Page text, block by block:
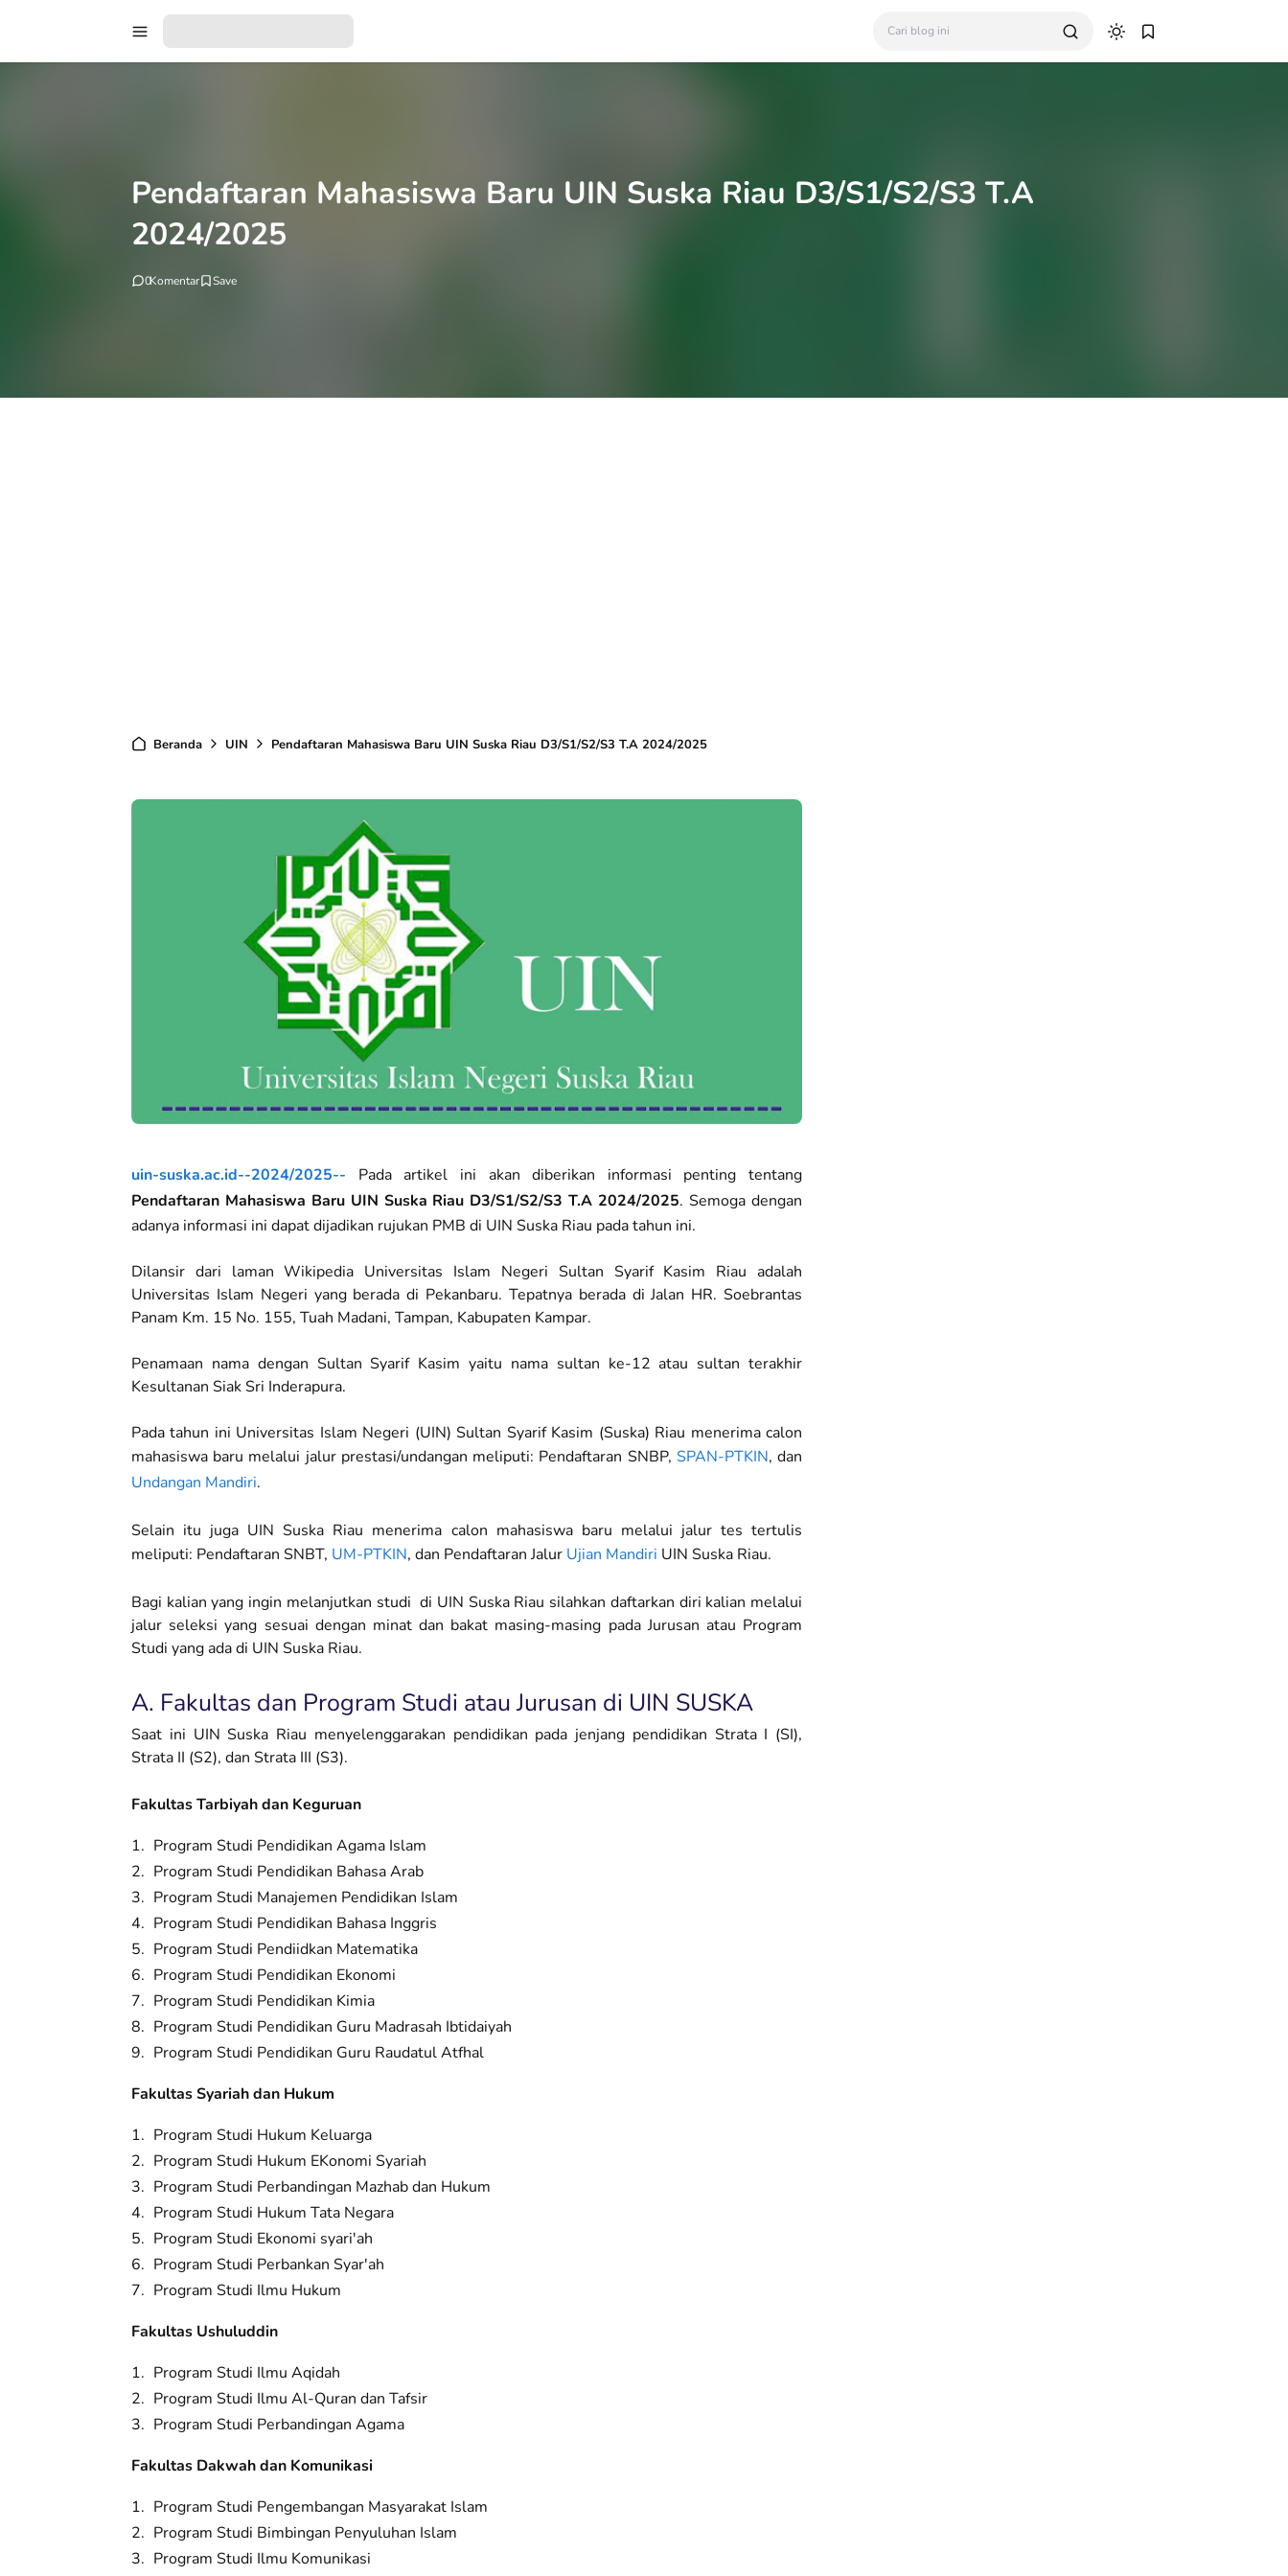
Pendaftaran Mahasiswa Baru UIN Suska Riau D3/S1/S2/S3 T.A
2024/2025
0Komentar
Beranda UIN Pendaftaran Mahasiswa Baru UIN Suska Riau D3/S1/S2/S3 T.A 2024/2025
uin-suska.ac.id--2024/2025-- Pada artikel ini akan diberikan informasi penting tentang
Pendaftaran Mahasiswa Baru UIN Suska Riau D3/S1/S2/S3 T.A 2024/2025. Semoga dengan
adanya informasi ini dapat dijadikan rujukan PMB di UIN Suska Riau pada tahun ini.
Dilansir dari laman Wikipedia Universitas Islam Negeri Sultan Syarif Kasim Riau adalah
Universitas Islam Negeri yang berada di Pekanbaru. Tepatnya berada di Jalan HR. Soebrantas
Panam Km. 15 No. 155, Tuah Madani, Tampan, Kabupaten Kampar.
Penamaan nama dengan Sultan Syarif Kasim yaitu nama sultan ke-12 atau sultan terakhir
Kesultanan Siak Sri Inderapura.
Pada tahun ini Universitas Islam Negeri (UIN) Sultan Syarif Kasim (Suska) Riau menerima calon
mahasiswa baru melalui jalur prestasi/undangan meliputi: Pendaftaran SNBP, SPAN-PTKIN, dan
Undangan Mandiri.
Selain itu juga UIN Suska Riau menerima calon mahasiswa baru melalui jalur tes tertulis
meliputi: Pendaftaran SNBT, UM-PTKIN, dan Pendaftaran Jalur Ujian Mandiri UIN Suska Riau.
Bagi kalian yang ingin melanjutkan studi di UIN Suska Riau silahkan daftarkan diri kalian melalui
jalur seleksi yang sesuai dengan minat dan bakat masing-masing pada Jurusan atau Program
Studi yang ada di UIN Suska Riau.
A. Fakultas dan Program Studi atau Jurusan di UIN SUSKA
Saat ini UIN Suska Riau menyelenggarakan pendidikan pada jenjang pendidikan Strata I (SI),
Strata II (S2), dan Strata III (S3).
Fakultas Tarbiyah dan Keguruan
Program Studi Pendidikan Agama Islam
Program Studi Pendidikan Bahasa Arab
Program Studi Manajemen Pendidikan Islam
Program Studi Pendidikan Bahasa Inggris
Program Studi Pendiidkan Matematika
Program Studi Pendidikan Ekonomi
Program Studi Pendidikan Kimia
Program Studi Pendidikan Guru Madrasah Ibtidaiyah
Program Studi Pendidikan Guru Raudatul Atfhal
Fakultas Syariah dan Hukum
Program Studi Hukum Keluarga
Program Studi Hukum EKonomi Syariah
Program Studi Perbandingan Mazhab dan Hukum
Program Studi Hukum Tata Negara
Program Studi Ekonomi syari'ah
Program Studi Perbankan Syar'ah
Program Studi Ilmu Hukum
Fakultas Ushuluddin
Program Studi Ilmu Aqidah
Program Studi Ilmu Al-Quran dan Tafsir
Program Studi Perbandingan Agama
Fakultas Dakwah dan Komunikasi
Program Studi Pengembangan Masyarakat Islam
Program Studi Bimbingan Penyuluhan Islam
Program Studi Ilmu Komunikasi